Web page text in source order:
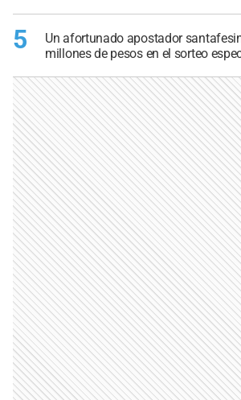
5
Un afortunado apostador
millones de pesos en el sorteo